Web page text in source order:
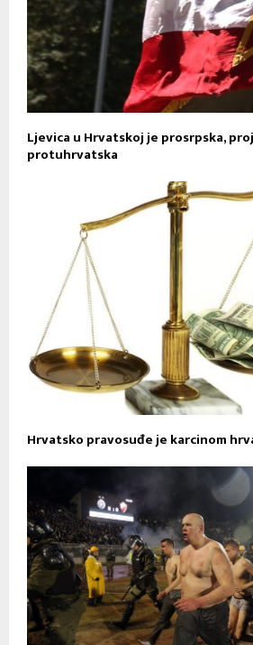
Ljevica u Hrvatskoj je prosrpska,
protuhrvatska
Hrvatsko pravosuđe je karcinom